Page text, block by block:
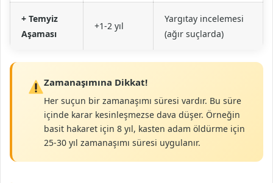
+ Temyiz
Aşaması
+1-2 yıl
Yargıtay incelemesi
(ağır suçlarda)
Zamanaşımına Dikkat!
Her suçun bir zamanaşımı süresi vardır. Bu süre
içinde karar kesinleşmezse dava düşer. Örneğin
basit hakaret için 8 yıl, kasten adam öldürme için
25-30 yıl zamanaşımı süresi uygulanır.